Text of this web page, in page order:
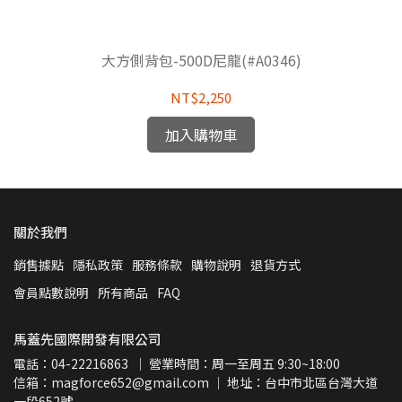
大方側背包-500D尼龍(#A0346)
NT$2,250
加入購物車
關於我們
銷售據點 隱私政策 服務條款 購物說明 退貨方式
會員點數說明 所有商品 FAQ
馬蓋先國際開發有限公司
電話：04-22216863  ｜ 營業時間：周一至周五 9:30~18:00
信箱：magforce652@gmail.com ｜ 地址：台中市北區台灣大道